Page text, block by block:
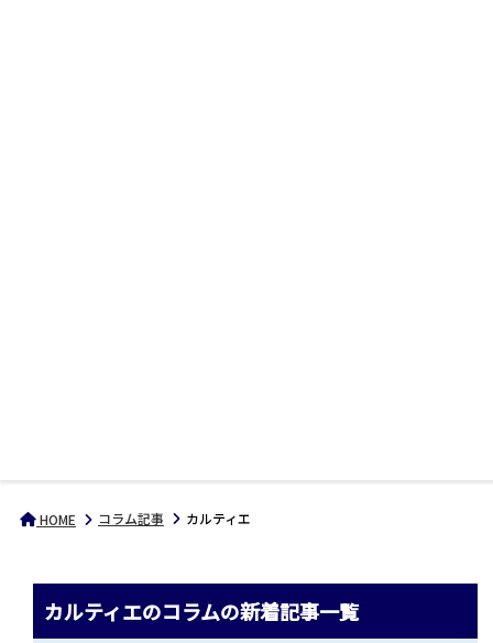
HOME コラム記事 カルティエ
カルティエのコラムの新着記事一覧